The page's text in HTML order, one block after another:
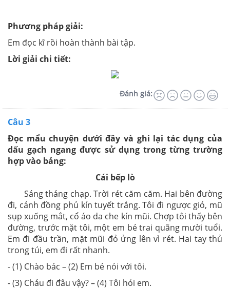
Phương pháp giải:
Em đọc kĩ rồi hoàn thành bài tập.
Lời giải chi tiết:
Đánh giá:
Câu 3
Đọc mẩu chuyện dưới đây và ghi lại tác dụng của
dấu gạch ngang được sử dụng trong từng trường
hợp vào bảng:
Cái bếp lò
Sáng tháng chạp. Trời rét căm căm. Hai bên đường
đi, cánh đồng phủ kín tuyết trắng. Tôi đi ngược gió, mũ
sụp xuống mắt, cổ áo da che kín mũi. Chợp tôi thấy bên
đường, trước mặt tôi, một em bé trai quãng mười tuổi.
Em đi đầu trần, mặt mũi đỏ ửng lên vì rét. Hai tay thủ
trong túi, em đi rất nhanh.
- (1) Chào bác – (2) Em bé nói với tôi.
- (3) Cháu đi đâu vậy? – (4) Tôi hỏi em.